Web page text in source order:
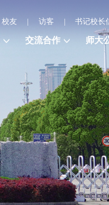
校友 | 访客 | 书记校长
交流合作 师大